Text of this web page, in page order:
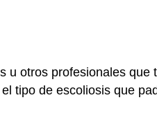
u otros profesionales que
tipo de escoliosis que